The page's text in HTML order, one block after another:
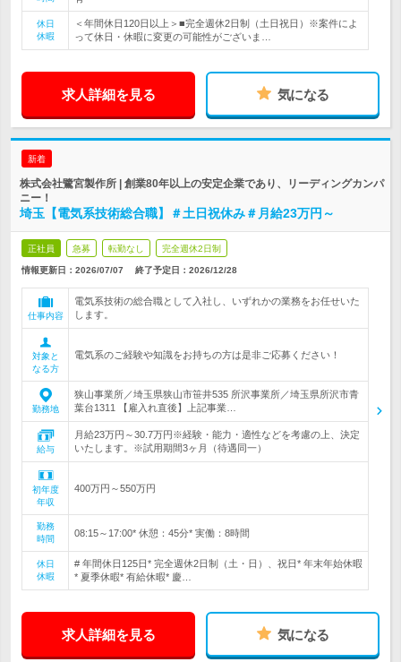
休日
休暇
＜年間休日120日以上＞■完全週休2日制（土日祝日）※案件によ
って休日・休暇に変更の可能性がございま…
求人詳細を見る 気になる
新着
株式会社鷺宮製作所 | 創業80年以上の安定企業であり、リーディングカンパ
ニー！
埼玉【電気系技術総合職】＃土日祝休み＃月給23万円～
正社員 急募 転勤なし 完全週休2日制
情報更新日：2026/07/07 終了予定日： 2026/12/28
仕事内容
電気系技術の総合職として入社し、いずれかの業務をお任せいた
します。
対象と
なる方
電気系のご経験や知識をお持ちの方は是非ご応募ください！
勤務地
狭山事業所／埼玉県狭山市笹井535 所沢事業所／埼玉県所沢市青
葉台1311 【雇入れ直後】上記事業…
給与
月給23万円～30.7万円※経験・能力・適性などを考慮の上、決定
いたします。※試用期間3ヶ月（待遇同一）
初年度
年収
400万円～550万円
勤務
時間
08:15～17:00* 休憩：45分* 実働：8時間
休日
休暇
# 年間休日125日* 完全週休2日制（土・日）、祝日* 年末年始休暇
* 夏季休暇* 有給休暇* 慶…
求人詳細を見る 気になる